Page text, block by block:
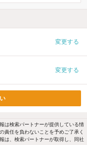
変更する
変更する
は検索パートナーが提供している情
責任を負わないことを予めご了承く
は、検索パートナーが取得し、同社